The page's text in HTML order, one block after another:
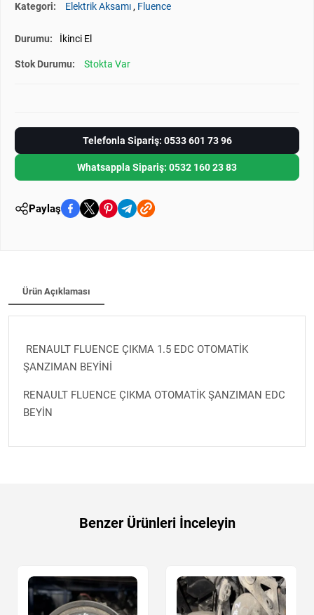
Kategori: Elektrik Aksamı, Fluence
Durumu: İkinci El
Stok Durumu: Stokta Var
Telefonla Sipariş: 0533 601 73 96
Whatsappla Sipariş: 0532 160 23 83
Paylaş
Ürün Açıklaması
RENAULT FLUENCE ÇIKMA 1.5 EDC OTOMATİK
ŞANZIMAN BEYİNİ
RENAULT FLUENCE ÇIKMA OTOMATİK ŞANZIMAN EDC
BEYİN
Benzer Ürünleri İnceleyin